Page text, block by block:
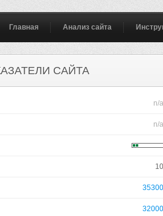
Главная Анализ сайта
САЙТА
n/a
n/a
10
35300
32000